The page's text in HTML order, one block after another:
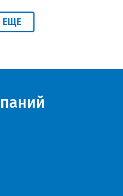
Президента Российской
поздравил участников
многодневное
городах по дороге.
ЕЩЕ